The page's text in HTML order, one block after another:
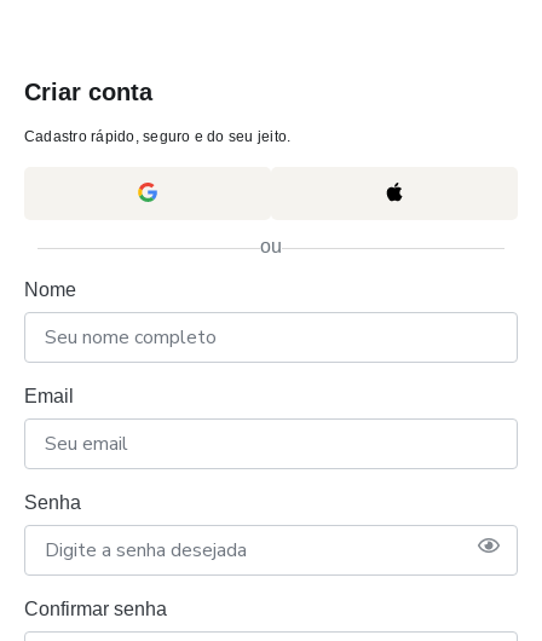
Criar conta
Cadastro rápido, seguro e do seu jeito.
ou
Nome
Email
Senha
Confirmar senha